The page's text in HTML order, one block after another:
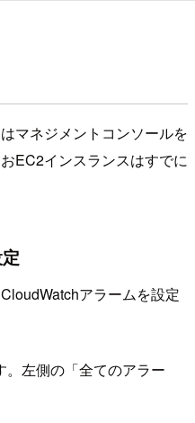
マネジメントコンソールを
EC2インスランスはすでに
アラームを設定
左側の「全てのアラー